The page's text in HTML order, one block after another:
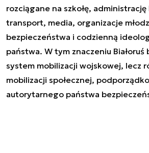
rozciągane na szkołę, administrację
transport, media, organizacje
bezpieczeństwa i codzienną
państwa. W tym znaczeniu
system mobilizacji wojskowej, lecz
mobilizacji społecznej,
autorytarnego państwa